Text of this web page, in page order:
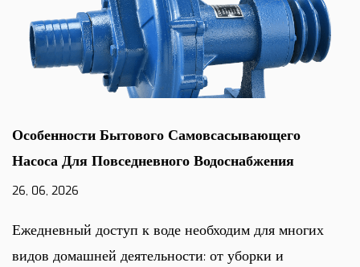
Особенности Бытового Самовсасывающего
Насоса Для Повседневного Водоснабжения
26, 06, 2026
Ежедневный доступ к воде необходим для многих
видов домашней деятельности: от уборки и